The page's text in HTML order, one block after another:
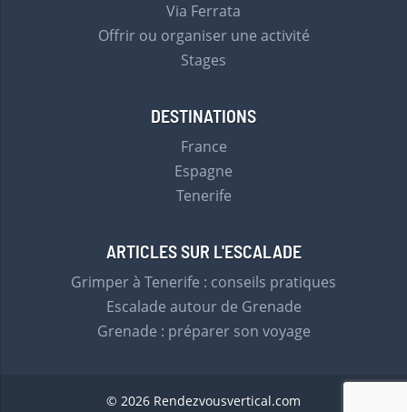
Via Ferrata
Offrir ou organiser une activité
Stages
DESTINATIONS
France
Espagne
Tenerife
ARTICLES SUR L'ESCALADE
Grimper à Tenerife : conseils pratiques
Escalade autour de Grenade
Grenade : préparer son voyage
© 2026 Rendezvousvertical.com